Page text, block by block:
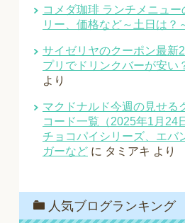
コメダ珈琲 ランチメニュー
リー、価格など～土日は？
サイゼリヤのクーポン最新
プリでドリンクバーが安い
より
マクドナルド今週の見せる
コード一覧（2025年1月24
チョコパイシリーズ、エバ
ガーなど に タミアキ より
人気ブログランキング